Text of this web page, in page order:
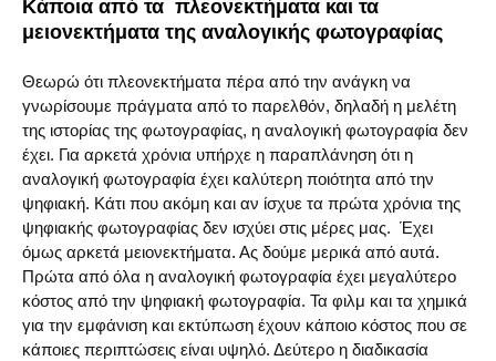
Κάποια από τα πλεονεκτήματα και τα
μειονεκτήματα της αναλογικής φωτογραφίας
Θεωρώ ότι πλεονεκτήματα πέρα από την ανάγκη να
γνωρίσουμε πράγματα από το παρελθόν, δηλαδή η μελέτη
της ιστορίας της φωτογραφίας, η αναλογική φωτογραφία δεν
έχει. Για αρκετά χρόνια υπήρχε η παραπλάνηση ότι η
αναλογική φωτογραφία έχει καλύτερη ποιότητα από την
ψηφιακή. Κάτι που ακόμη και αν ίσχυε τα πρώτα χρόνια της
ψηφιακής φωτογραφίας δεν ισχύει στις μέρες μας. Έχει
όμως αρκετά μειονεκτήματα. Ας δούμε μερικά από αυτά.
Πρώτα από όλα η αναλογική φωτογραφία έχει μεγαλύτερο
κόστος από την ψηφιακή φωτογραφία. Τα φιλμ και τα χημικά
για την εμφάνιση και εκτύπωση έχουν κάποιο κόστος που σε
κάποιες περιπτώσεις είναι υψηλό. Δεύτερο η διαδικασία